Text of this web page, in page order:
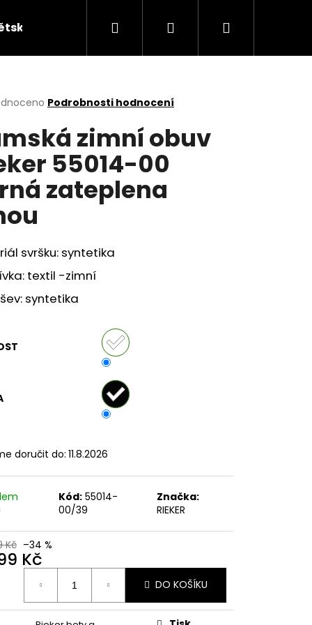
obuv Kabelky
Hledat PřihlášeníNákupní
Podrobnosti hodnocení
zimní obuv
55014-00
zateplena
svršku: syntetika
textil -zimní
syntetika
doručit do: 11.8.2026
Kód: 55014-
00/39
Značka:
RIEKER
Kč –34 %
Kč
DO KOŠÍKU
ŽABKY INBLU ZO19